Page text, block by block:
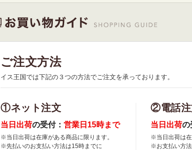
ご注文方法
イス王国では下記の３つの方法でご注文を承っております。
①ネット注文
当日出荷の受付： 営業日15時まで
※当日出荷は在庫がある商品に限ります。
※先払いのお支払い方法は15時までに
②電話注
当日出荷の
※当日出荷は在
※お支払い方法